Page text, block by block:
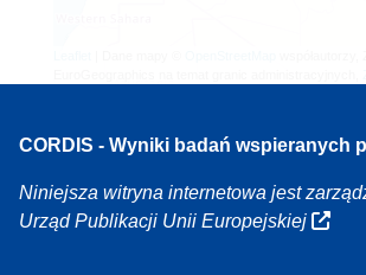
CORDIS - Wyniki badań wspieranych
Niniejsza witryna internetowa jest
Urząd Publikacji Unii Europejskiej